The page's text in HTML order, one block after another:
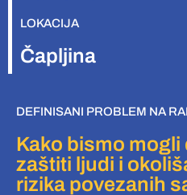
LOKACIJA
Čapljina
DEFINISANI PROBLEM NA
Kako bismo
zaštiti ljudi i
rizika povezanih